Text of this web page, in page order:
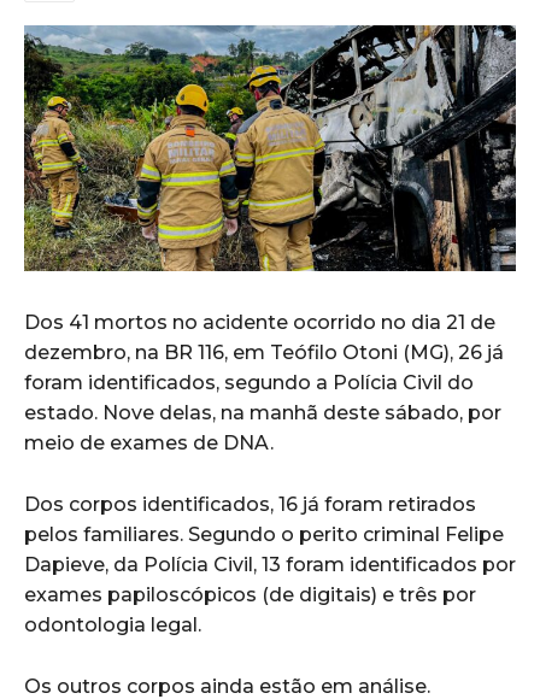
Dos 41 mortos no acidente ocorrido no dia 21 de
dezembro, na BR 116, em Teófilo Otoni (MG), 26 já
foram identificados, segundo a Polícia Civil do
estado. Nove delas, na manhã deste sábado, por
meio de exames de DNA.
Dos corpos identificados, 16 já foram retirados
pelos familiares. Segundo o perito criminal Felipe
Dapieve, da Polícia Civil, 13 foram identificados por
exames papiloscópicos (de digitais) e três por
odontologia legal.
Os outros corpos ainda estão em análise.